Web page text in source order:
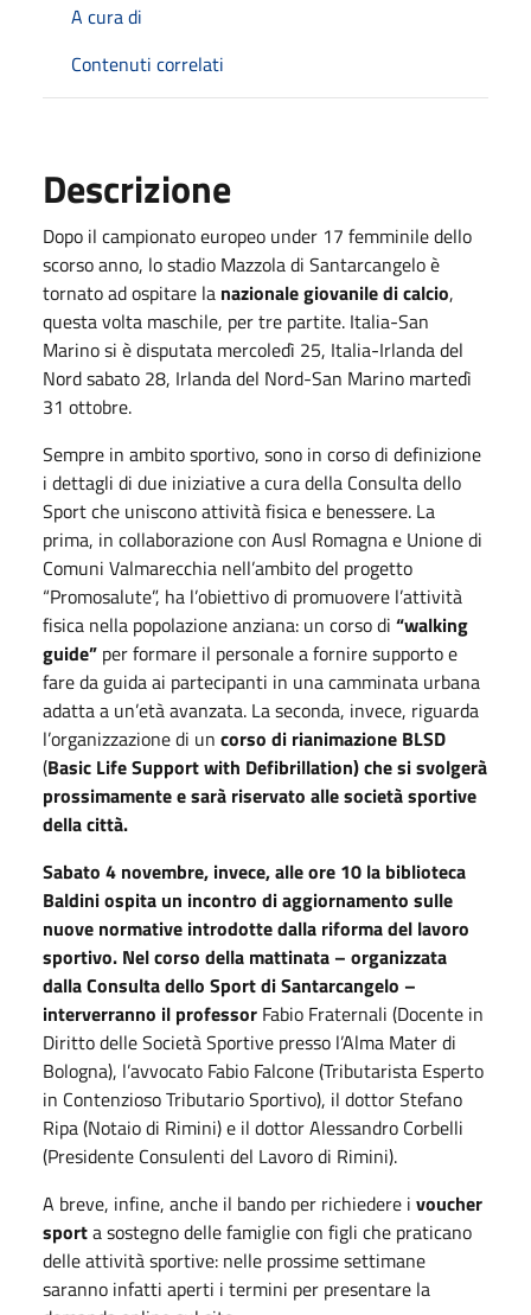
A cura di
Contenuti correlati
Descrizione
Dopo il campionato europeo under 17 femminile dello
scorso anno, lo stadio Mazzola di Santarcangelo è
tornato ad ospitare la nazionale giovanile di calcio,
questa volta maschile, per tre partite. Italia-San
Marino si è disputata mercoledì 25, Italia-Irlanda del
Nord sabato 28, Irlanda del Nord-San Marino martedì
31 ottobre.
Sempre in ambito sportivo, sono in corso di definizione
i dettagli di due iniziative a cura della Consulta dello
Sport che uniscono attività fisica e benessere. La
prima, in collaborazione con Ausl Romagna e Unione di
Comuni Valmarecchia nell’ambito del progetto
“Promosalute”, ha l’obiettivo di promuovere l’attività
fisica nella popolazione anziana: un corso di “walking
guide” per formare il personale a fornire supporto e
fare da guida ai partecipanti in una camminata urbana
adatta a un’età avanzata. La seconda, invece, riguarda
l’organizzazione di un corso di rianimazione BLSD
(Basic Life Support with Defibrillation) che si svolgerà
prossimamente e sarà riservato alle società sportive
della città.
Sabato 4 novembre, invece, alle ore 10 la biblioteca
Baldini ospita un incontro di aggiornamento sulle
nuove normative introdotte dalla riforma del lavoro
sportivo. Nel corso della mattinata – organizzata
dalla Consulta dello Sport di Santarcangelo –
interverranno il professor Fabio Fraternali (Docente in
Diritto delle Società Sportive presso l’Alma Mater di
Bologna), l’avvocato Fabio Falcone (Tributarista Esperto
in Contenzioso Tributario Sportivo), il dottor Stefano
Ripa (Notaio di Rimini) e il dottor Alessandro Corbelli
(Presidente Consulenti del Lavoro di Rimini).
A breve, infine, anche il bando per richiedere i voucher
sporta sostegno delle famiglie con figli che praticano
delle attività sportive: nelle prossime settimane
saranno infatti aperti i termini per presentare la